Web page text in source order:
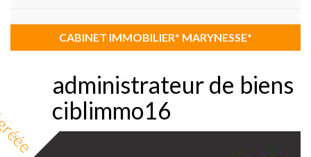
CABINET IMMOBILIER* MARYNESSE*
administrateur de biens
ciblimmo16